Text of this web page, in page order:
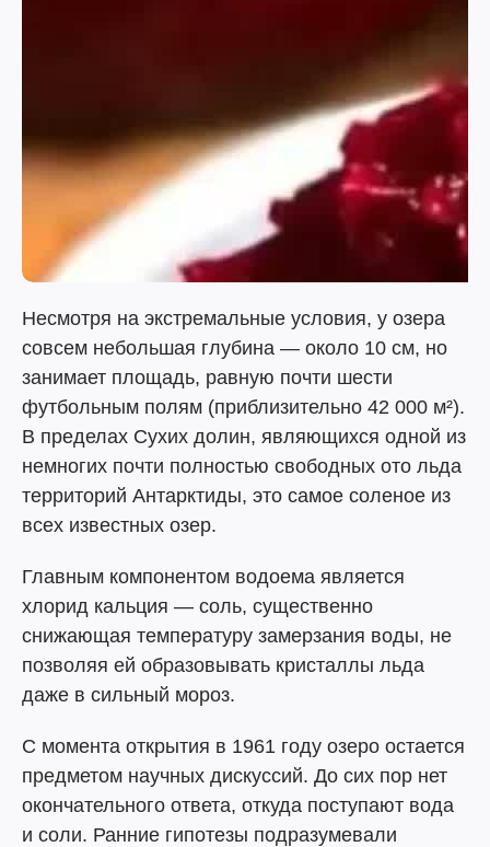
Несмотря на экстремальные условия, у озера
совсем небольшая глубина — около 10 см, но
занимает площадь, равную почти шести
футбольным полям (приблизительно 42 000 м²).
В пределах Сухих долин, являющихся одной из
немногих почти полностью свободных ото льда
территорий Антарктиды, это самое соленое из
всех известных озер.
Главным компонентом водоема является
хлорид кальция — соль, существенно
снижающая температуру замерзания воды, не
позволяя ей образовывать кристаллы льда
даже в сильный мороз.
С момента открытия в 1961 году озеро остается
предметом научных дискуссий. До сих пор нет
окончательного ответа, откуда поступают вода
и соли. Ранние гипотезы подразумевали